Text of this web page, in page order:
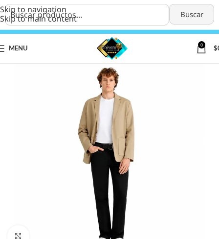
Buscar
Skip to navigation
Skip to main content
MENU
0
$